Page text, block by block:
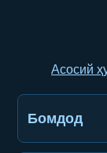
Асосий
Бомдод